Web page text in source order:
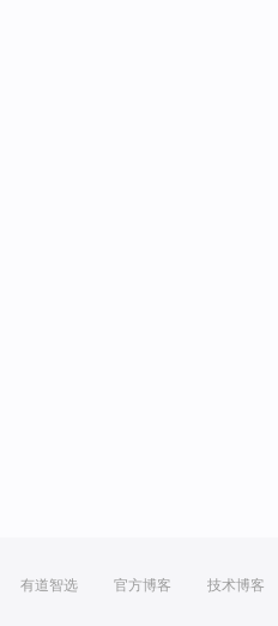
有道智选 官方博客 技术博客